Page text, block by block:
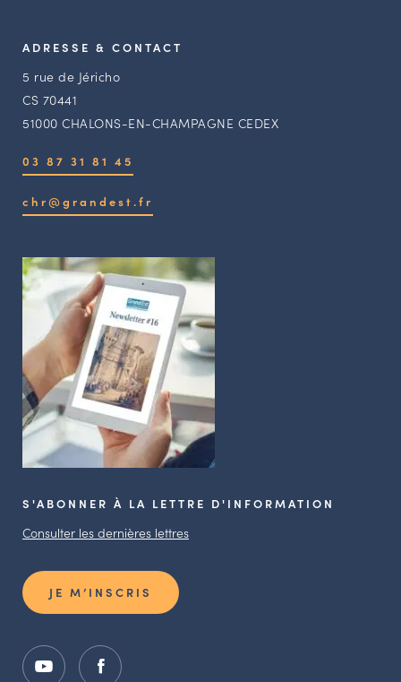
ADRESSE & CONTACT
5 rue de Jéricho
CS 70441
51000 CHALONS-EN-CHAMPAGNE CEDEX
03 87 31 81 45
chr@grandest.fr
S'ABONNER À LA LETTRE D'INFORMATION
Consulter les dernières lettres
JE M’INSCRIS